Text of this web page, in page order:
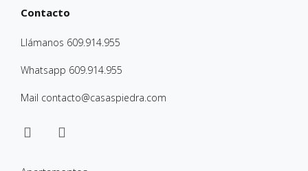
Contacto
Llámanos 609.914.955
Whatsapp 609.914.955
Mail contacto@casaspiedra.com